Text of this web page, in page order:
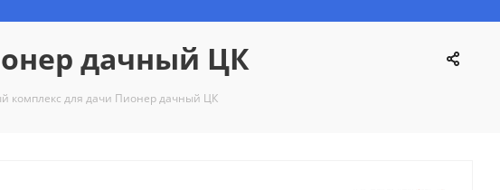
дачный ЦК
комплекс для дачи Пионер дачный ЦК